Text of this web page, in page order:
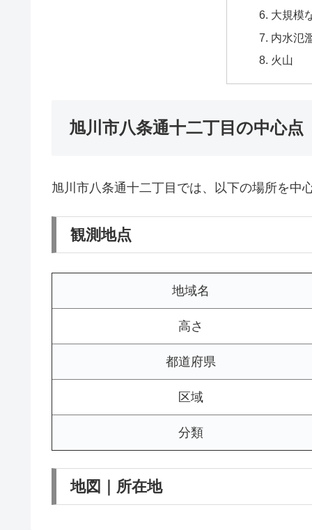
大規模
内水氾
火山
旭川市八条通十二丁目の中心点
旭川市八条通十二丁目では、以下の場所を中
観測地点
地域名
高さ
都道府県
区域
分類
地図｜所在地